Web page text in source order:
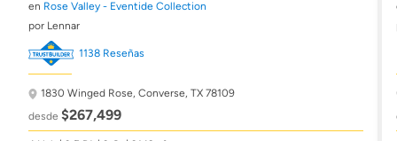
en Rose Valley - Eventide Collection
por Lennar
1138 Reseñas
1830 Winged Rose, Converse, TX 78109
desde $267,499